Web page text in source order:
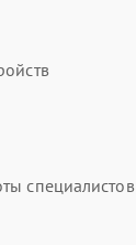
специалистов